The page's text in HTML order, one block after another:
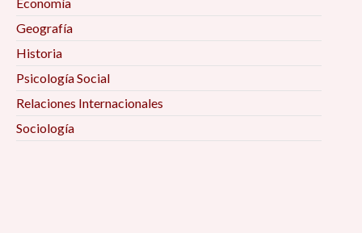
Geografía
Historia
Psicología Social
Relaciones Internacionales
Sociología